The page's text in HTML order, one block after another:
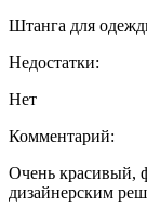
Штанга для
Недостатки:
Нет
Комментарий:
Очень красивый,
дизайнерским